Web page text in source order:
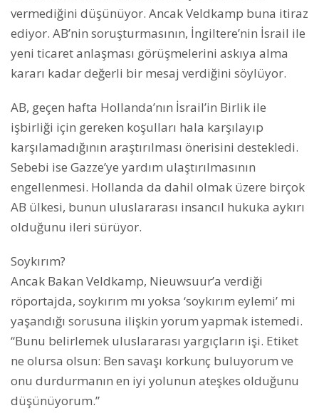
vermediğini düşünüyor. Ancak Veldkamp buna itiraz
ediyor. AB’nin soruşturmasının, İngiltere’nin İsrail ile
yeni ticaret anlaşması görüşmelerini askıya alma
kararı kadar değerli bir mesaj verdiğini söylüyor.
AB, geçen hafta Hollanda’nın İsrail’in Birlik ile
işbirliği için gereken koşulları hala karşılayıp
karşılamadığının araştırılması önerisini destekledi.
Sebebi ise Gazze’ye yardım ulaştırılmasının
engellenmesi. Hollanda da dahil olmak üzere birçok
AB ülkesi, bunun uluslararası insancıl hukuka aykırı
olduğunu ileri sürüyor.
Soykırım?
Ancak Bakan Veldkamp, ​​Nieuwsuur’a verdiği
röportajda, soykırım mı yoksa ‘soykırım eylemi’ mi
yaşandığı sorusuna ilişkin yorum yapmak istemedi.
“Bunu belirlemek uluslararası yargıçların işi. Etiket
ne olursa olsun: Ben savaşı korkunç buluyorum ve
onu durdurmanın en iyi yolunun ateşkes olduğunu
düşünüyorum.”